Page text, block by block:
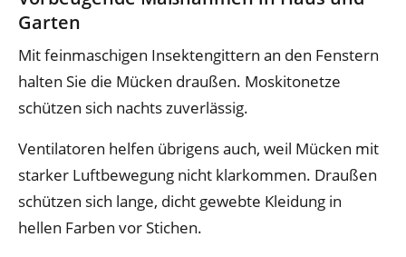
Garten
Mit feinmaschigen Insektengittern an den Fenstern
halten Sie die Mücken draußen. Moskitonetze
schützen sich nachts zuverlässig.
Ventilatoren helfen übrigens auch, weil Mücken mit
starker Luftbewegung nicht klarkommen. Draußen
schützen sich lange, dicht gewebte Kleidung in
hellen Farben vor Stichen.